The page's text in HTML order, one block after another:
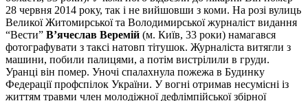
28 червня 2014 року, так і не вийшовши з коми. На розі вулиць
Великої Житомирської та Володимирської журналіст видання
“Вести” В’ячеслав Веремій (м. Київ, 33 роки) намагався
фотографувати з таксі натовп тітушок. Журналіста витягли з
машини, побили палицями, а потім вистрілили в груди.
Уранці він помер. Уночі спалахнула пожежа в Будинку
Федерації профспілок України. У вогні отримав несумісні із
життям травми член молодіжної дефлімпійської збірної